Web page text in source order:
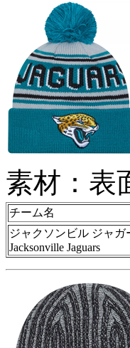
素材：表
チーム名
ジャクソンビル ジャガ
Jacksonville Jaguars